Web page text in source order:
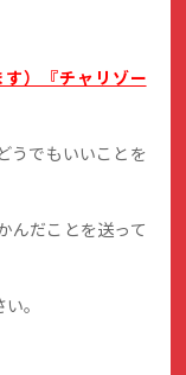
）『チャリゾー
うでもいいことを
んだことを送って
。